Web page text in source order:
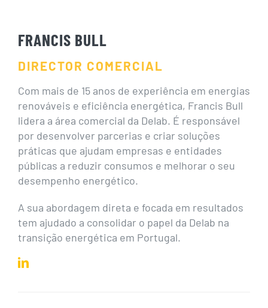
FRANCIS BULL
DIRECTOR COMERCIAL
Com mais de 15 anos de experiência em energias
renováveis e eficiência energética, Francis Bull
lidera a área comercial da Delab. É responsável
por desenvolver parcerias e criar soluções
práticas que ajudam empresas e entidades
públicas a reduzir consumos e melhorar o seu
desempenho energético.
A sua abordagem direta e focada em resultados
tem ajudado a consolidar o papel da Delab na
transição energética em Portugal.